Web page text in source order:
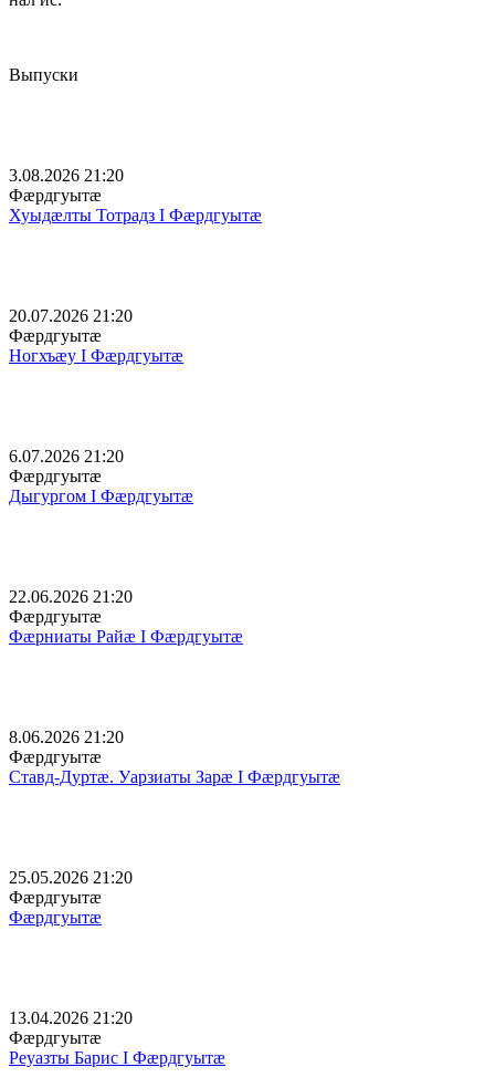
Выпуски
3.08.2026 21:20
Фæрдгуытæ
Хуыдæлты Тотрадз I Фæрдгуытæ
20.07.2026 21:20
Фæрдгуытæ
Ногхъæу I Фæрдгуытæ
6.07.2026 21:20
Фæрдгуытæ
Дыгургом I Фæрдгуытæ
22.06.2026 21:20
Фæрдгуытæ
Фæрниаты Райæ I Фæрдгуытæ
8.06.2026 21:20
Фæрдгуытæ
Ставд-Дуртæ. Уарзиаты Зарæ I Фæрдгуытæ
25.05.2026 21:20
Фæрдгуытæ
Фæрдгуытæ
13.04.2026 21:20
Фæрдгуытæ
Реуазты Барис I Фæрдгуытæ